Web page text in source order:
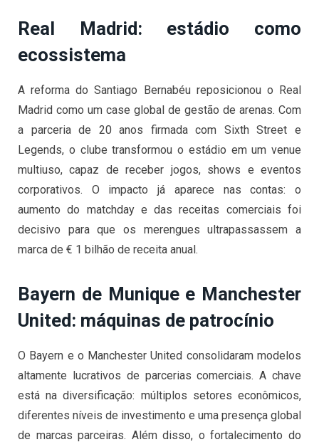
Real Madrid: estádio como
ecossistema
A reforma do Santiago Bernabéu reposicionou o Real
Madrid como um case global de gestão de arenas. Com
a parceria de 20 anos firmada com Sixth Street e
Legends, o clube transformou o estádio em um venue
multiuso, capaz de receber jogos, shows e eventos
corporativos. O impacto já aparece nas contas: o
aumento do matchday e das receitas comerciais foi
decisivo para que os merengues ultrapassassem a
marca de € 1 bilhão de receita anual.
Bayern de Munique e Manchester
United: máquinas de patrocínio
O Bayern e o Manchester United consolidaram modelos
altamente lucrativos de parcerias comerciais. A chave
está na diversificação: múltiplos setores econômicos,
diferentes níveis de investimento e uma presença global
de marcas parceiras. Além disso, o fortalecimento do